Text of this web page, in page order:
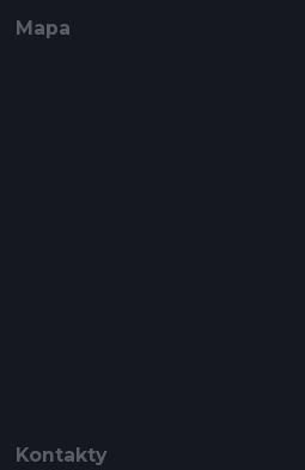
Mapa
Kontakty